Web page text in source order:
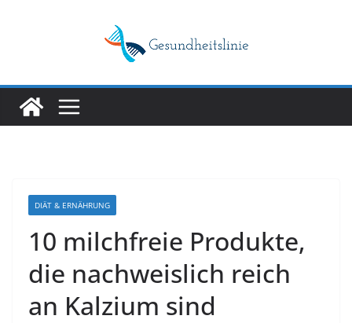
DIÄT & ERNÄHRUNG
10 milchfreie Produkte,
die nachweislich reich
an Kalzium sind